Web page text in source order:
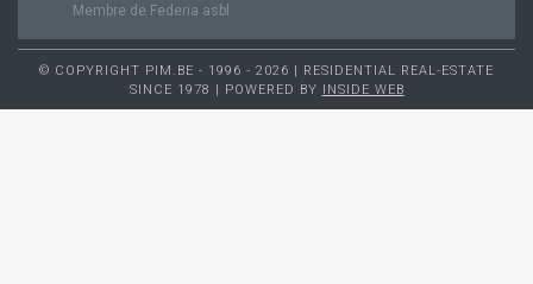
Membre de Federia asbl
© COPYRIGHT PIM.BE - 1996 - 2026 | RESIDENTIAL REAL-ESTATE
SINCE 1978 | POWERED BY INSIDE WEB